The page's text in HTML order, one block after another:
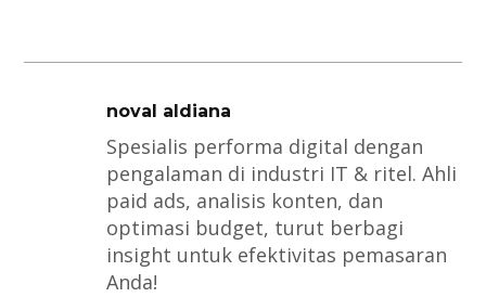
noval aldiana
Spesialis performa digital dengan
pengalaman di industri IT & ritel. Ahli
paid ads, analisis konten, dan
optimasi budget, turut berbagi
insight untuk efektivitas pemasaran
Anda!